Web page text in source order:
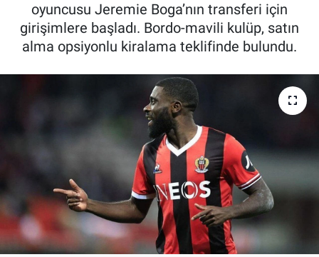
oyuncusu Jeremie Boga’nın transferi için
girişimlere başladı. Bordo-mavili kulüp, satın
alma opsiyonlu kiralama teklifinde bulundu.
ALT LIGLER
BASKETBOL
SAĞLIK
GENEL
KÜLTÜR SANAT
ASAYİŞ